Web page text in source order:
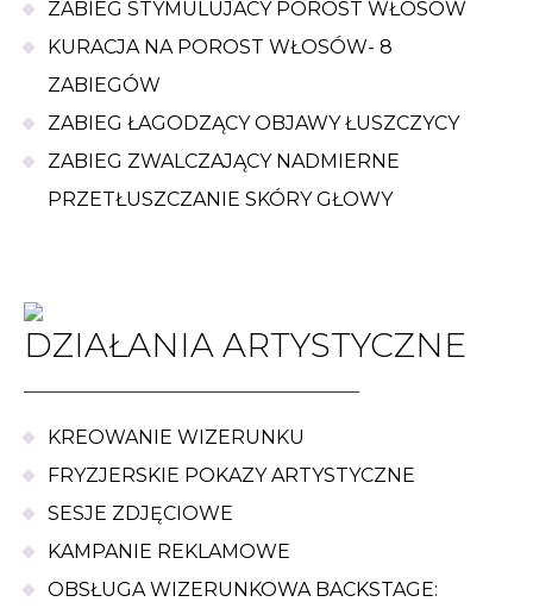
ZABIEG STYMULUJACY POROST WŁOSÓW
KURACJA NA POROST WŁOSÓW- 8
ZABIEGÓW
ZABIEG ŁAGODZĄCY OBJAWY ŁUSZCZYCY
ZABIEG ZWALCZAJĄCY NADMIERNE
PRZETŁUSZCZANIE SKÓRY GŁOWY
DZIAŁANIA ARTYSTYCZNE
KREOWANIE WIZERUNKU
FRYZJERSKIE POKAZY ARTYSTYCZNE
SESJE ZDJĘCIOWE
KAMPANIE REKLAMOWE
OBSŁUGA WIZERUNKOWA BACKSTAGE: